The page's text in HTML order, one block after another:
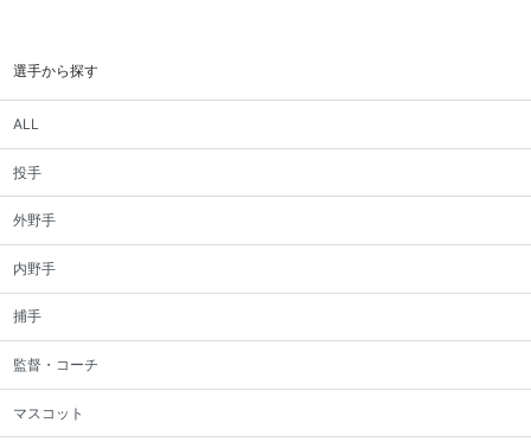
選手から探す
ALL
投手
外野手
内野手
捕手
監督・コーチ
マスコット